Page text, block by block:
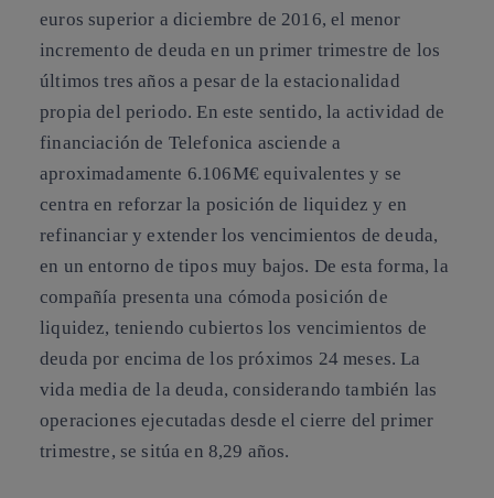
euros superior a diciembre de 2016, el menor
incremento de deuda en un primer trimestre de los
últimos tres años a pesar de la estacionalidad
propia del periodo. En este sentido, la actividad de
financiación de Telefonica asciende a
aproximadamente 6.106M€ equivalentes y se
centra en reforzar la posición de liquidez y en
refinanciar y extender los vencimientos de deuda,
en un entorno de tipos muy bajos. De esta forma, la
compañía presenta una cómoda posición de
liquidez, teniendo cubiertos los vencimientos de
deuda por encima de los próximos 24 meses. La
vida media de la deuda, considerando también las
operaciones ejecutadas desde el cierre del primer
trimestre, se sitúa en 8,29 años.